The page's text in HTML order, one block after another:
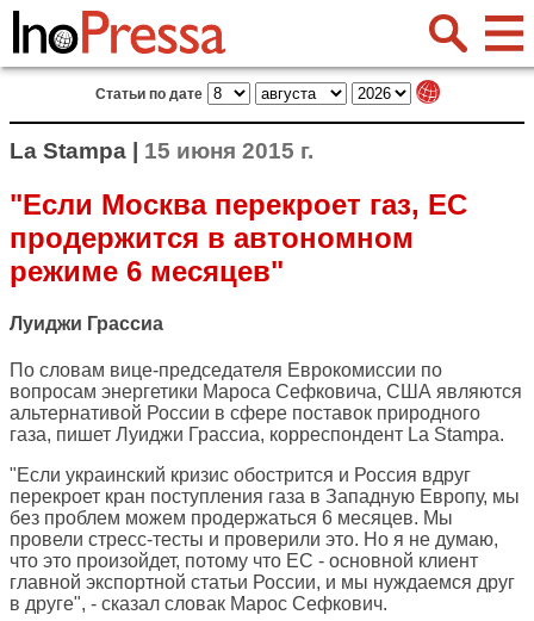
Статьи по дате
La Stampa | 15 июня 2015 г.
"Если Москва перекроет газ, ЕС
продержится в автономном
режиме 6 месяцев"
Луиджи Грассиа
По словам вице-председателя Еврокомиссии по
вопросам энергетики Мароса Сефковича, США являются
альтернативой России в сфере поставок природного
газа, пишет Луиджи Грассиа, корреспондент La Stampa.
"Если украинский кризис обострится и Россия вдруг
перекроет кран поступления газа в Западную Европу, мы
без проблем можем продержаться 6 месяцев. Мы
провели стресс-тесты и проверили это. Но я не думаю,
что это произойдет, потому что ЕС - основной клиент
главной экспортной статьи России, и мы нуждаемся друг
в друге", - сказал словак Марос Сефкович.